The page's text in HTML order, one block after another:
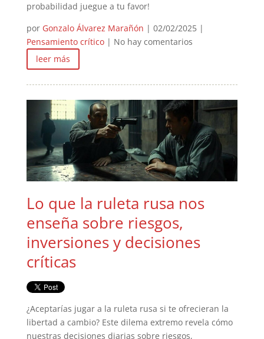
probabilidad juegue a tu favor!
por Gonzalo Álvarez Marañón | 02/02/2025|
Pensamiento crítico| No hay comentarios
leer más
Lo que la ruleta rusa nos
enseña sobre riesgos,
inversiones y decisiones
críticas
¿Aceptarías jugar a la ruleta rusa si te ofrecieran la
libertad a cambio? Este dilema extremo revela cómo
nuestras decisiones diarias sobre riesgos,